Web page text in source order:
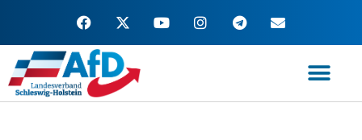
Zum
Inhalt
springen